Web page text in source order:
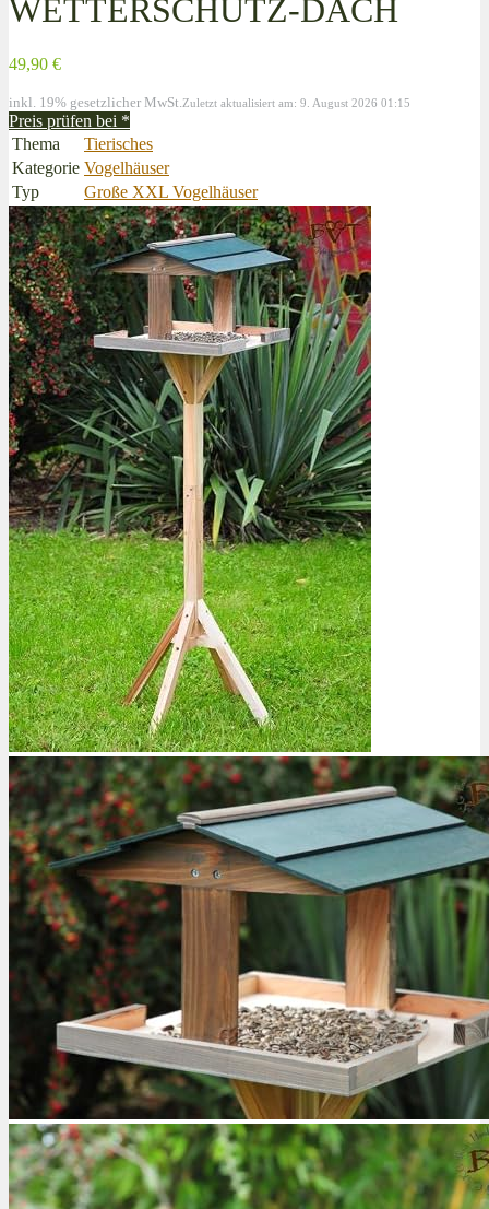
WETTERSCHUTZ-DACH
49,90 €
inkl. 19% gesetzlicher MwSt. Zuletzt aktualisiert am: 9. August 2026 01:15
Preis prüfen bei *
Thema
Tierisches
Kategorie Vogelhäuser
Typ
Große XXL Vogelhäuser